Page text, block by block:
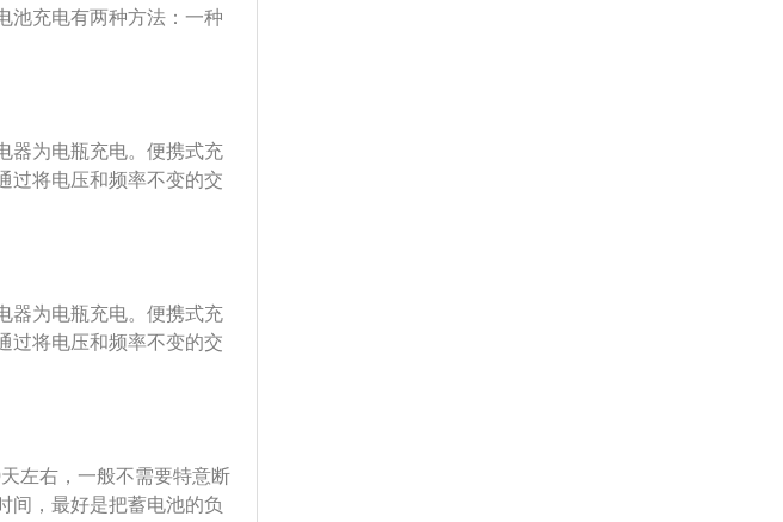
能够充电时间不够，也
车每隔时间启动一次。
电压不足且灯光暗淡、
在路上无法启动，应寻
池状态。例如蓄电池外
；防止产生火花，引起蓄
电池的放电程度，防止因
池充电有两种方法：一种
可以节省时间，只需3-5
电时间为10-15小时。
不够，充电容量不足，将
器为电瓶充电。便携式充
过将电压和频率不变的交
相关介绍：电瓶充电的
不足时不得充电。充电
并检查其温度。汽车电
动，不要连续启动。连续
时的时间间隔应超过5
测电瓶，这能起到预防
器为电瓶充电。便携式充
过将电压和频率不变的交
池容量不大，一般在80
。电瓶分为普通蓄电
是指铅酸蓄电池，汽车电
系。
左右，一般不需要特意断
间，最好是把蓄电池的负